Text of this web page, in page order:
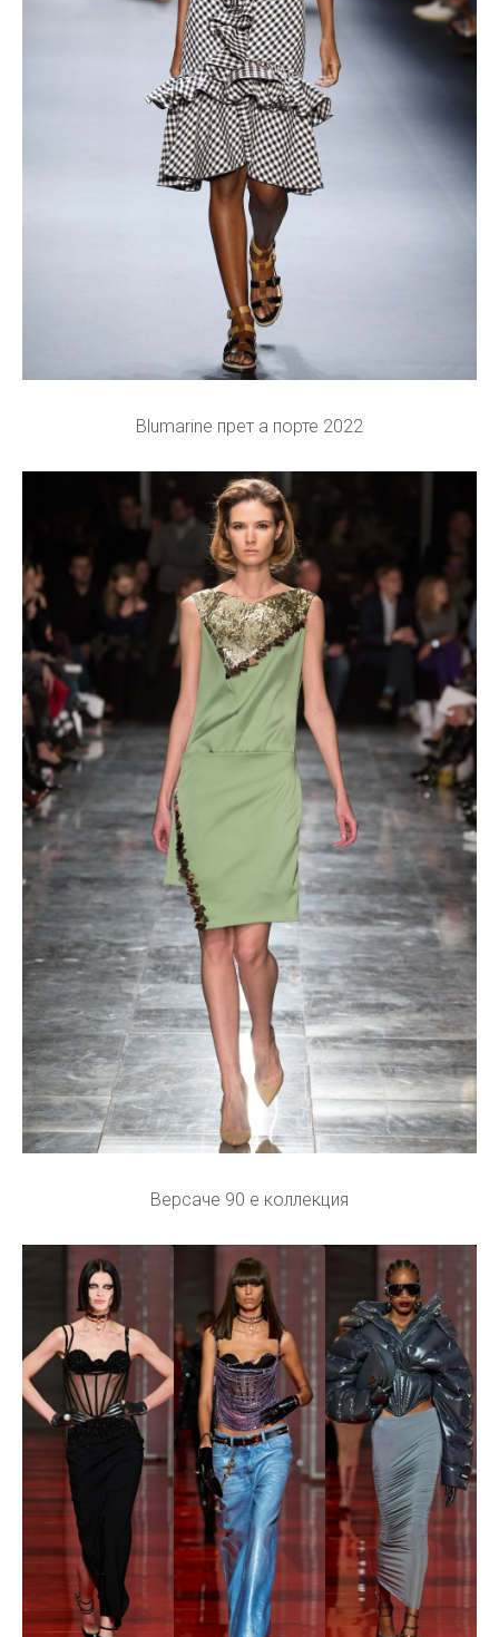
Blumarine прет а порте 2022
Версаче 90 е коллекция